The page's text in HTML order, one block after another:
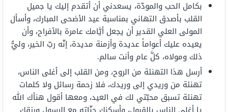
بكامل الحب والمودّة، يسعدني أن أتقدم إليك يا جميل
القلب بأصدق التهاني بمناسبة عيد الأضحى المبارك، وأسأل
المولى العلي القدير أن يجعل أيَّامك عامرة بالأفراح، وأن
يعيده عليك أعواماً عديدة وأزمنة مديدة، إنّه ربّ الخير، وليُّ
ذلك ومولاه، كلَّ عام وأنت سالم.
أرسل هذا التهنئة من الروح، ومن القلب إلى أغلى الناس،
تهنئة من وريدي إلى وريدك، فلا زحمة رسائل ولا كلمات
تهنئة تسبق محبّتي لك في العيد، ومعها أقول هنأك الله